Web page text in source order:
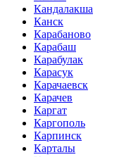
Кандалакша
Канск
Карабаново
Карабаш
Карабулак
Карасук
Карачаевск
Карачев
Каргат
Каргополь
Карпинск
Карталы